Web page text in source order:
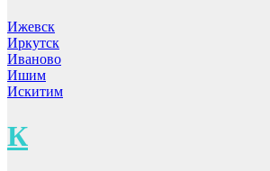
Ижевск
Иркутск
Иваново
Ишим
Искитим
К